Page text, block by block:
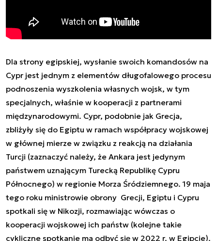
Dla strony egipskiej, wysłanie swoich komandosów na
Cypr jest jednym z elementów długofalowego procesu
podnoszenia wyszkolenia własnych wojsk, w tym
specjalnych, właśnie w kooperacji z partnerami
międzynarodowymi. Cypr, podobnie jak Grecja,
zbliżyły się do Egiptu w ramach współpracy wojskowej
w głównej mierze w związku z reakcją na działania
Turcji (zaznaczyć należy, że Ankara jest jedynym
państwem uznającym Turecką Republikę Cypru
Północnego) w regionie Morza Śródziemnego. 19 maja
tego roku ministrowie obrony Grecji, Egiptu i Cypru
spotkali się w Nikozji, rozmawiając wówczas o
kooperacji wojskowej ich państw (kolejne takie
cykliczne spotkanie ma odbyć się w 2022 r. w Egipcie).